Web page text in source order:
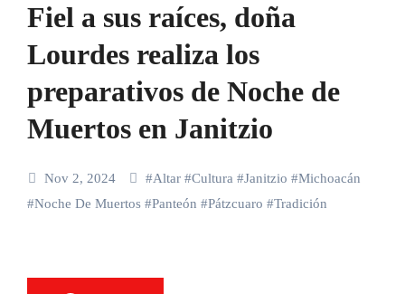
Fiel a sus raíces, doña
Lourdes realiza los
preparativos de Noche de
Muertos en Janitzio
Nov 2, 2024 #Altar#Cultura #Janitzio #Michoacán
#Noche De Muertos#Panteón #Pátzcuaro #Tradición